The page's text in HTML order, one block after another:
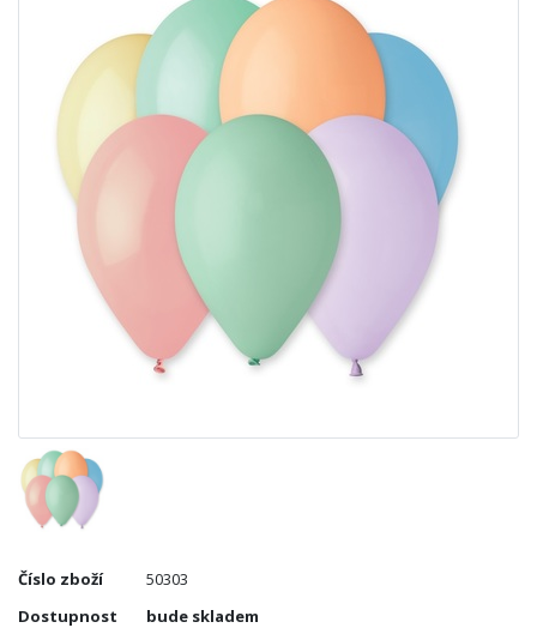
Číslo zboží
50303
Dostupnost
bude skladem